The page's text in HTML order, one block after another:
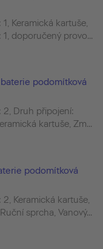
Keramická kartuše,
doporučený provo...
podomítková
Druh připojení:
kartuše, Zm...
podomítková
Keramická kartuše,
sprcha, Vanový...